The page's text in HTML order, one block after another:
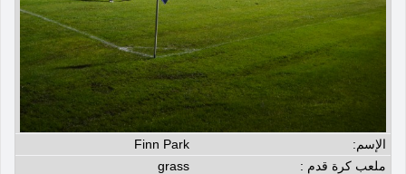
الإسم:
Finn Park
ملعب كرة قدم :
grass